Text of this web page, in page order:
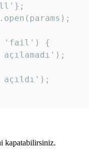
'fail') {
açıldı');
kapatabilirsiniz.